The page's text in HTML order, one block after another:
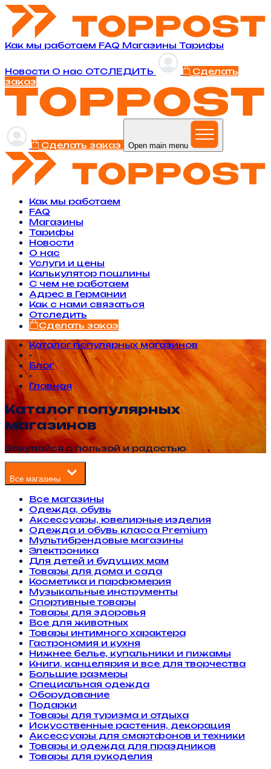
Как мы работаем FAQ Магазины Тарифы
Новости O нас ОТСЛЕДИТЬ
Сделать
заказ
Сделать заказ Open main menu
Как мы работаем
FAQ
Магазины
Тарифы
Новости
O нас
Услуги и цены
Калькулятор пошлины
С чем не работаем
Адрес в Германии
Как с нами связаться
Отследить
Сделать заказ
Каталог популярных магазинов
•
Блог
•
Главная
Каталог популярных
магазинов
Закупайся с пользой и радостью
Все магазины
Все магазины
Одежда, обувь
Аксессуары, ювелирные изделия
Одежда и обувь класса Premium
Мультибрендовые магазины
Электроника
Для детей и будущих мам
Товары для дома и сада
Косметика и парфюмерия
Музыкальные инструменты
Спортивные товары
Товары для здоровья
Все для животных
Товары интимного характера
Гастрономия и кухня
Нижнее белье, купальники и пижамы
Книги, канцелярия и все для творчества
Большие размеры
Специальная одежда
Оборудование
Подарки
Товары для туризма и отдыха
Искусственные растения, декорация
Аксессуары для смартфонов и техники
Товары и одежда для праздников
Товары для рукоделия